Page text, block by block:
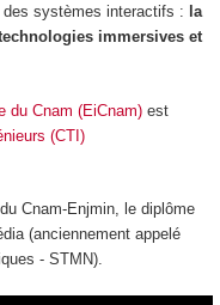
systèmes interactifs : la
immersives et
du Cnam (EiCnam)est
(CTI)
Cnam-Enjmin, le diplôme
(anciennement appelé
- STMN).